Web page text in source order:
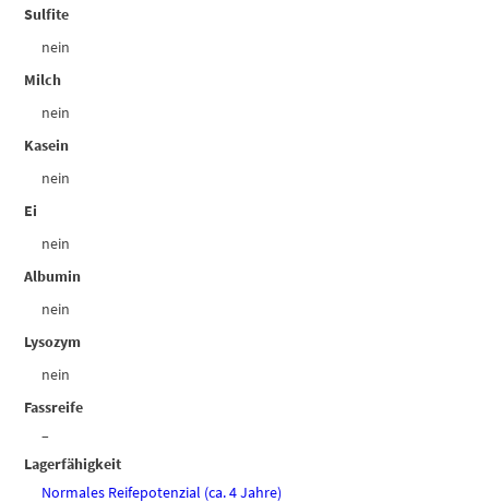
Sulfite
nein
Milch
nein
Kasein
nein
Ei
nein
Albumin
nein
Lysozym
nein
Fassreife
–
Lagerfähigkeit
Normales Reifepotenzial (ca. 4 Jahre)